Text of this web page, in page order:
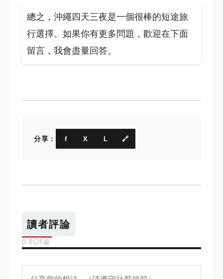
總之，沖繩四天三夜是一個很棒的短途旅
行選擇。如果你有更多問題，歡迎在下面
留言，我會盡量回答。
分享： f X L 🔗
讀者評論
0 則評論